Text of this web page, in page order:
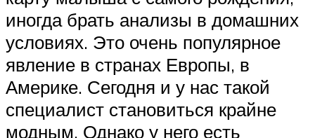
иногда брать анализы в домашних
условиях. Это очень популярное
явление в странах Европы, в
Америке. Сегодня и у нас такой
специалист становиться крайне
модным. Однако у него есть